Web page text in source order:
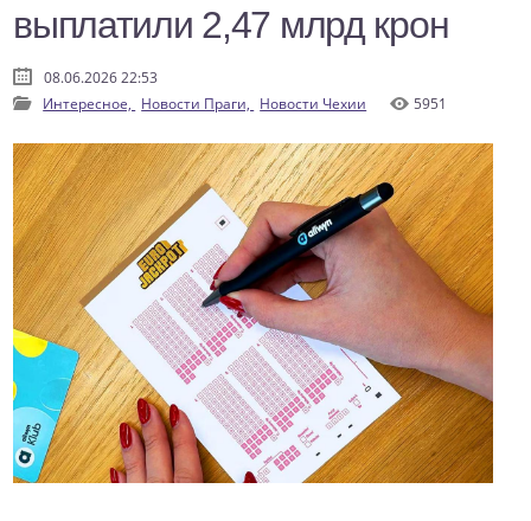
выплатили 2,47 млрд крон
08.06.2026 22:53
Интересное, Новости Праги, Новости Чехии 5951